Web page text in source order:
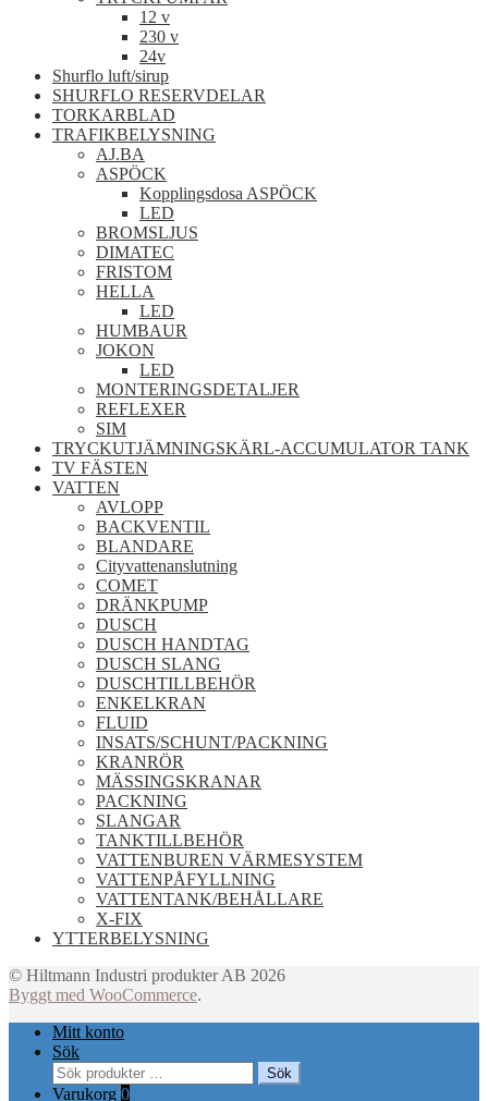
12 v
230 v
24v
Shurflo luft/sirup
SHURFLO RESERVDELAR
TORKARBLAD
TRAFIKBELYSNING
AJ.BA
ASPÖCK
Kopplingsdosa ASPÖCK
LED
BROMSLJUS
DIMATEC
FRISTOM
HELLA
LED
HUMBAUR
JOKON
LED
MONTERINGSDETALJER
REFLEXER
SIM
TRYCKUTJÄMNINGSKÄRL-ACCUMULATOR TANK
TV FÄSTEN
VATTEN
AVLOPP
BACKVENTIL
BLANDARE
Cityvattenanslutning
COMET
DRÄNKPUMP
DUSCH
DUSCH HANDTAG
DUSCH SLANG
DUSCHTILLBEHÖR
ENKELKRAN
FLUID
INSATS/SCHUNT/PACKNING
KRANRÖR
MÄSSINGSKRANAR
PACKNING
SLANGAR
TANKTILLBEHÖR
VATTENBUREN VÄRMESYSTEM
VATTENPÅFYLLNING
VATTENTANK/BEHÅLLARE
X-FIX
YTTERBELYSNING
© Hiltmann Industri produkter AB 2026
Byggt med WooCommerce.
Mitt konto
Sök
Sök
efter:
Sök
Varukorg 0